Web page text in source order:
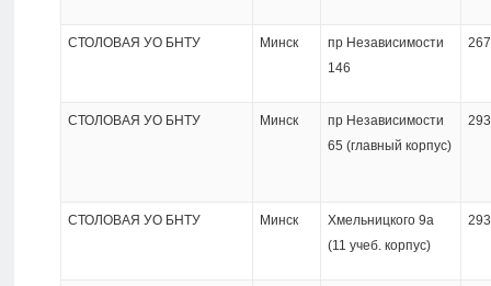
СТОЛОВАЯ УО БНТУ Минск
пр Независимости
146
СТОЛОВАЯ УО БНТУ Минск
пр Независимости
65 (главный корпус)
СТОЛОВАЯ УО БНТУ Минск
Хмельницкого 9а
(11 учеб. корпус)